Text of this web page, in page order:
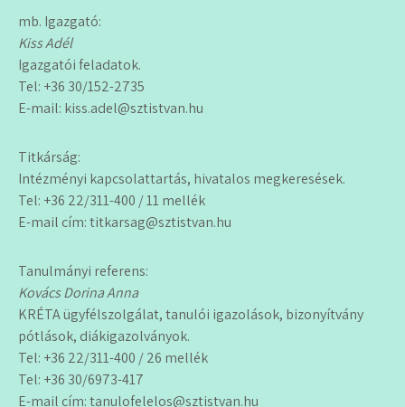
mb. Igazgató:
Kiss Adél
Igazgatói feladatok.
Tel: +36 30/152-2735
E-mail: kiss.adel@sztistvan.hu
Titkárság:
Intézményi kapcsolattartás, hivatalos megkeresések.
Tel: +36 22/311-400 / 11 mellék
E-mail cím: titkarsag@sztistvan.hu
Tanulmányi referens:
Kovács Dorina Anna
KRÉTA ügyfélszolgálat, tanulói igazolások, bizonyítvány
pótlások, diákigazolványok.
Tel: +36 22/311-400 / 26 mellék
Tel: +36 30/6973-417
E-mail cím: tanulofelelos@sztistvan.hu